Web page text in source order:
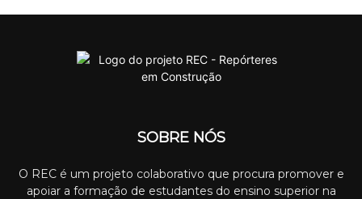
SOBRE NÓS
O REC é um projeto colaborativo que procura promover e
apoiar a formação de estudantes do ensino superior na